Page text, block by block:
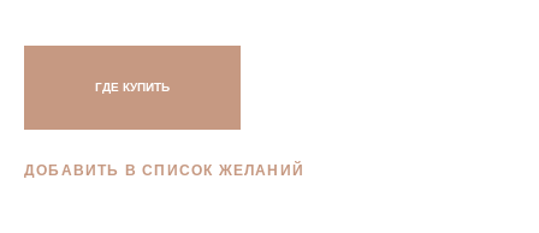
ГДЕ КУПИТЬ
ДОБАВИТЬ В СПИСОК ЖЕЛАНИЙ